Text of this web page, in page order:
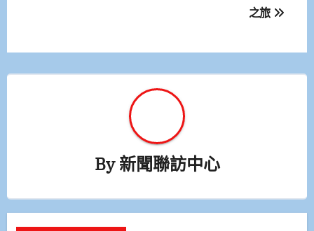
之旅
By新聞聯訪中心